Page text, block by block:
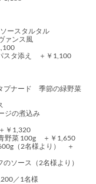
ースタルタル
ァンス風
スタ添え ＋￥1,100
プナード 季節の緑野菜
ジの煮込み
￥1,320
野菜 100g ＋￥1,650
（2名様より） ＋
のソース（2名様より）
／1名様